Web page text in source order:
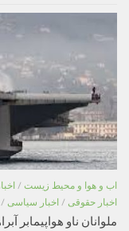
اب و هوا و محیط زیست /
اخبار حقوقی / اخبار سیاسی /
ملوانان ناو هواپیمابر